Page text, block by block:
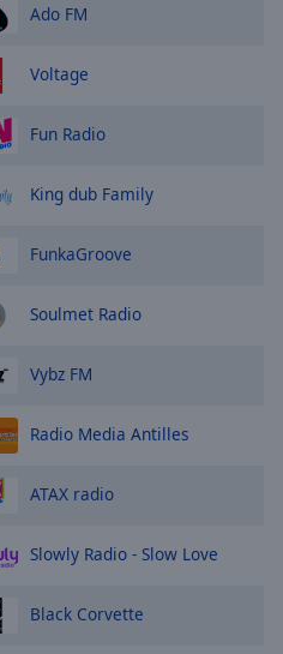
Ado FM
Voltage
Fun Radio
King dub Family
FunkaGroove
Soulmet Radio
Vybz FM
Radio Media Antilles
ATAX radio
Slowly Radio - Slow Love
Black Corvette